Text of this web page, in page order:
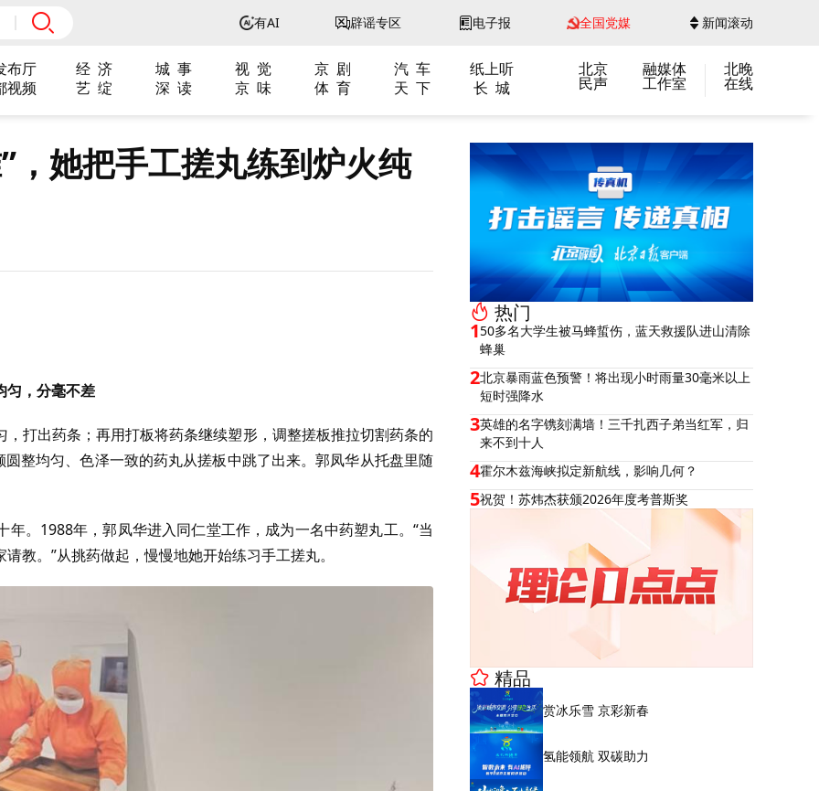
有AI 辟谣专区 电子报 全国党媒 新闻滚动
布厅 经 济 城 事 视 觉 京 剧 汽 车
纸上听
视频
艺 绽 深 读 京 味 体 育 天 下 长 城
北京
民声
融媒体
工作室
北晚
在线
她把手工搓丸练到炉火纯
匀，分毫不差
打出药条；再用打板将药条继续塑形，调整搓板推拉切割药条的
整均匀、色泽一致的药丸从搓板中跳了出来。郭凤华从托盘里随
。1988年，郭凤华进入同仁堂工作，成为一名中药塑丸工。“当
教。”从挑药做起，慢慢地她开始练习手工搓丸。
热门
150多名大学生被马蜂蜇伤，蓝天救援队进山清除
蜂巢
2北京暴雨蓝色预警！将出现小时雨量30毫米以上
短时强降水
3英雄的名字镌刻满墙！三千扎西子弟当红军，归
来不到十人
4霍尔木兹海峡拟定新航线，影响几何？
5祝贺！苏炜杰获颁2026年度考普斯奖
精品
赏冰乐雪 京彩新春
氢能领航 双碳助力